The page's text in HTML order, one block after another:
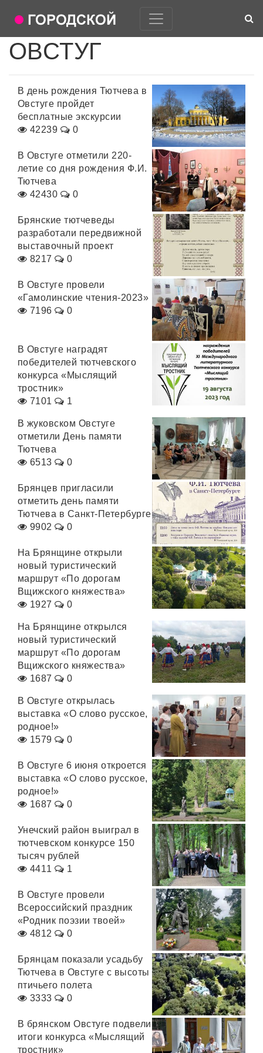
ОВСТУГ
В день рождения Тютчева в
Овстуге пройдет
бесплатные экскурсии
42239
0
В Овстуге отметили 220-
летие со дня рождения Ф.И.
Тютчева
42430
0
Брянские тютчеведы
разработали передвижной
выставочный проект
8217
0
В Овстуге провели
«Гамолинские чтения-2023»
7196
0
В Овстуге наградят
победителей тютчевского
конкурса «Мыслящий
тростник»
7101
1
В жуковском Овстуге
отметили День памяти
Тютчева
6513
0
Брянцев пригласили
отметить день памяти
Тютчева в Санкт-Петербурге
9902
0
На Брянщине открыли
новый туристический
маршрут «По дорогам
Вщижского княжества»
1927
0
На Брянщине открылся
новый туристический
маршрут «По дорогам
Вщижского княжества»
1687
0
В Овстуге открылась
выставка «О слово русское,
родное!»
1579
0
В Овстуге 6 июня откроется
выставка «О слово русское,
родное!»
1687
0
Унечский район выиграл в
тютчевском конкурсе 150
тысяч рублей
4411
1
В Овстуге провели
Всероссийский праздник
«Родник поэзии твоей»
4812
0
Брянцам показали усадьбу
Тютчева в Овстуге с высоты
птичьего полета
3333
0
В брянском Овстуге подвели
итоги конкурса «Мыслящий
тростник»